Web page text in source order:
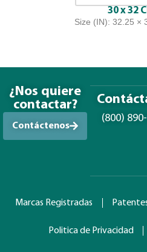
30 x 32
Size (IN): 32.25 ×
¿Nos quiere
contactar?
Contáctenos
(800)
Marcas Registradas
Politica de Privacidad